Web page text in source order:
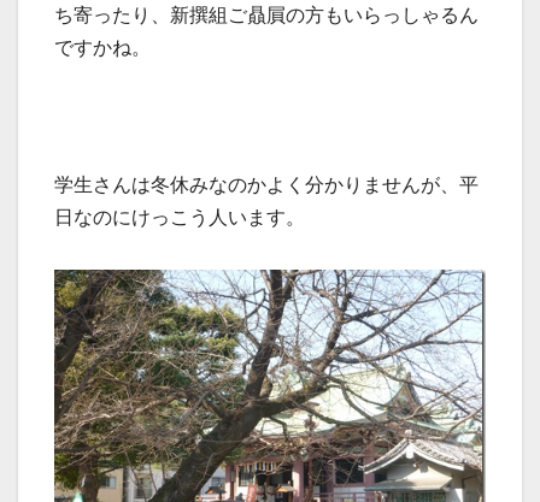
ち寄ったり、新撰組ご贔屓の方もいらっしゃるん
ですかね。
学生さんは冬休みなのかよく分かりませんが、平
日なのにけっこう人います。